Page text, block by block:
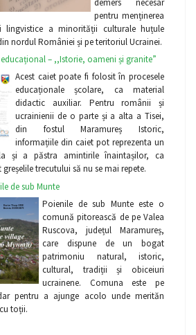
pentru menținerea
lingvistice a minorității culturale huțule
nordul României și pe teritoriul Ucrainei.
– ,,Istorie, oameni și granite”
Acest caiet poate fi folosit în procesele
educaționale școlare, ca material
didactic auxiliar. Pentru românii și
ucrainienii de o parte și a alta a Tisei,
din fostul Maramureș Istoric,
informațiile din caiet pot reprezenta un
și a păstra amintirile înaintașilor, ca
trecutului să nu se mai repete.
de sub Munte
Poienile de sub Munte este o
comună pitorească de pe Valea
Ruscova, județul Maramureș,
care dispune de un bogat
patrimoniu natural, istoric,
cultural, tradiții și obiceiuri
ucrainene. Comuna este pe
pentru a ajunge acolo unde merităn
toții.